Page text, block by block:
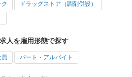
ドラッグストア（調剤併設）
人を雇用形態で探す
員 パート・アルバイト